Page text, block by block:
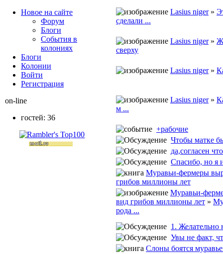
Lasius niger»
сделали ...
Lasius niger»
сверху
Lasius niger»
Lasius niger»
м ...
+рабочие
Чтобы матке
да,согласен
Спасибо, но я
Муравьи-фермеры
грибов миллионы лет
Муравьи-
вид грибов миллионы лет »
рода ...
1. Желательно
Увы не факт,
Слоны боятся
Новое на сайте
Форум
Блоги
События в
колониях
Блоги
Колонии
Войти
Peгиcтpaция
on-line
гостей: 36